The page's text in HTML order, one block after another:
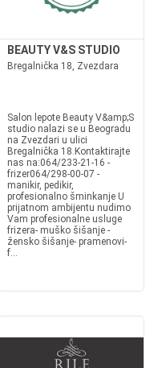
BEAUTY V&S STUDIO
Bregalnička 18, Zvezdara
Salon lepote Beauty V&amp;S
studio nalazi se u Beogradu
na Zvezdari u ulici
Bregalnička 18.Kontaktirajte
nas na:064/233-21-16 -
frizer064/298-00-07 -
manikir, pedikir,
profesionalno šminkanje U
prijatnom ambijentu nudimo
Vam profesionalne usluge
frizera- muško šišanje -
žensko šišanje- pramenovi-
f...